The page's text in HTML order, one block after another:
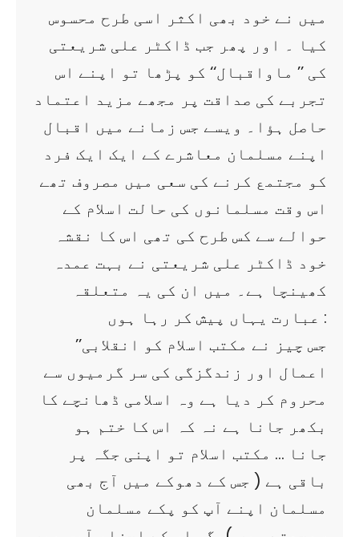
میں نے خود بھی اکثر اسی طرح محسوس
کیا ۔ اور پھر جب ڈاکٹر علی شریعتی
کی ’’ ماواقبال‘‘ کو پڑھا تو اپنے اس
تجربے کی صداقت پر مجھے مزید اعتماد
حاصل ہؤا۔ ویسے جس زمانے میں اقبال
اپنے مسلمان معاشرے کے ایک ایک فرد
کو مجتمع کرنے کی سعی میں مصروف تھے
اس وقت مسلمانوں کی حالت اسلام کے
حوالے سے کس طرح کی تھی اس کا نقشہ
خود ڈاکٹر علی شریعتی نے بہت عمدہ
کھینچا ہے۔ میں ان کی یہ متعلقہ
عبارت یہاں پیش کر رہا ہوں :
’’جس چیز نے مکتب اسلام کو انقلابی
اعمال اور زندگزگی کی سر گرمیوں سے
محروم کر دیا ہے وہ اسلامی ڈھانچے کا
بکھر جانا ہے نہ کہ اس کا ختم ہو
جانا … مکتب اسلام تو اپنی جگہ پر
باقی ہے ( جس کے دھوکے میں آج بھی
مسلمان اپنے آپ کو پکے مسلمان